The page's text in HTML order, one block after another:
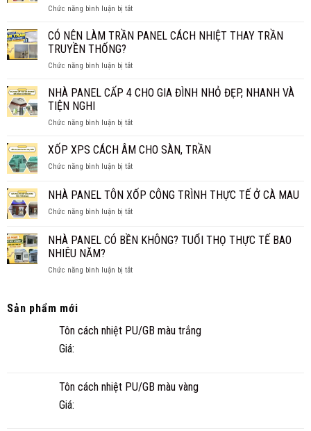
HIỆU
GIÁ
NHIÊU
GIÁ
TIẾT
Chức năng bình luận bị tắtở
PANEL
TIỀN
BÁO
NHẤT
CÓ NÊN LÀM TRẦN PANEL CÁCH NHIỆT THAY TRẦN
TRUYỀN THỐNG?
Chức năng bình luận bị tắtở
NÊN
PANEL
NHIỆT
TRẦN
THỐNG?
NHÀ PANEL CẤP 4 CHO GIA ĐÌNH NHỎ ĐẸP, NHANH VÀ
TIỆN NGHI
Chức năng bình luận bị tắtở
PANEL
4
GIA
NHỎ
NHANH
XỐP XPS CÁCH ÂM CHO SÀN, TRẦN
Chức năng bình luận bị tắtở
XPS
CÁCH
ÂM
SÀN,
NHÀ PANEL TÔN XỐP CÔNG TRÌNH THỰC TẾ Ở CÀ MAU
Chức năng bình luận bị tắtở
PANEL
TÔN
CÔNG
CÀ
NHÀ PANEL CÓ BỀN KHÔNG? TUỔI THỌ THỰC TẾ BAO
NHIÊU NĂM?
Chức năng bình luận bị tắtở
KHÔNG?
BAO
Sản phẩm mới
Tôn cách nhiệt PU/GB màu trắng
Giá:
Tôn cách nhiệt PU/GB màu vàng
Giá: